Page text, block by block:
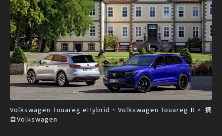
Volkswagen Touareg eHybrid、Volkswagen Touareg R。 摘
自Volkswagen